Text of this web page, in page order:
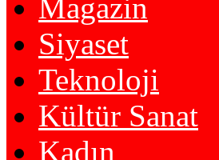
Magazin
Siyaset
Teknoloji
Kültür Sanat
Kadın